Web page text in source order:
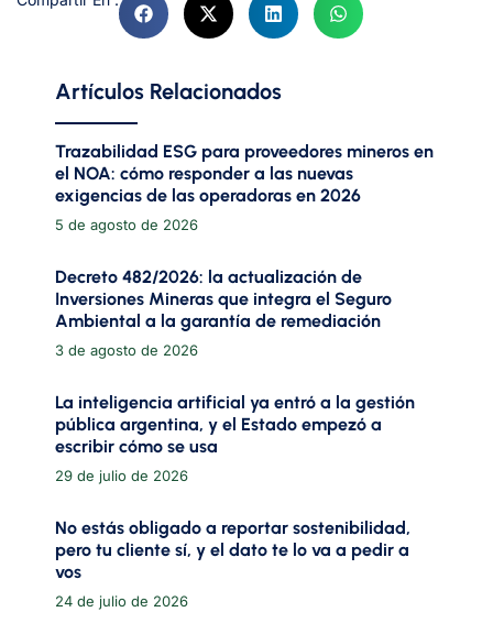
Artículos Relacionados
Trazabilidad ESG para proveedores mineros en
el NOA: cómo responder a las nuevas
exigencias de las operadoras en 2026
5 de agosto de 2026
Decreto 482/2026: la actualización de
Inversiones Mineras que integra el Seguro
Ambiental a la garantía de remediación
3 de agosto de 2026
La inteligencia artificial ya entró a la gestión
pública argentina, y el Estado empezó a
escribir cómo se usa
29 de julio de 2026
No estás obligado a reportar sostenibilidad,
pero tu cliente sí, y el dato te lo va a pedir a
vos
24 de julio de 2026